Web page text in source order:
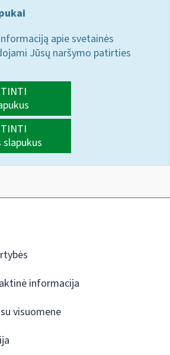
apie svetainės
Jūsų naršymo patirties
informacija
visuomene